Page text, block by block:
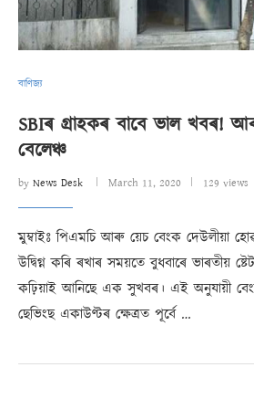
বাণিজ্য
SBIৰ গ্ৰাহকৰ বাবে ভাল খবৰ! আৰু
বেলেঞ্চ
by News Desk March 11, 2020 129 views
মুম্বাইঃ পিএমচি আৰু য়েচ বেংক দেউলীয়া
উদ্বিগ্ন কৰি ৰখাৰ সময়তে বুধবাৰে ভাৰতীয়
কঢ়িয়াই আনিছে এক সুখবৰ। এই অনুযায়ী
ছেভিংছ একাউণ্টৰ ক্ষেত্ৰত পূৰ্বে …